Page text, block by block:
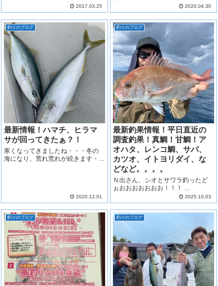
2017.03.25 2020.04.30
釣りのブログ
最新情報！ハマチ、ヒラマ
サが回ってきたぁ？！
寒くなってきましたね・・・冬の
海になり、荒れ荒れが続きます・...
2020.12.01
釣りのブログ
最新釣果情報！平日直近の
調査釣果！真鯛！甘鯛！ア
オハタ、レンコ鯛、サバ、
カツオ、イトヨリダイ、な
どなど。。。。
Ｎ出さん、シオとサワラ釣ったど
ぉおおおおおおお！！！ ...
2025.10.03
釣りのブログ 釣りのブログ